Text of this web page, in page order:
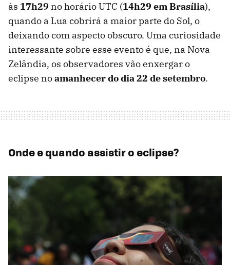
às 17h29 no horário UTC (14h29 em Brasília),
quando a Lua cobrirá a maior parte do Sol, o
deixando com aspecto obscuro. Uma curiosidade
interessante sobre esse evento é que, na Nova
Zelândia, os observadores vão enxergar o
eclipse noamanhecer do dia 22 de setembro.
Onde e quando assistir o eclipse?